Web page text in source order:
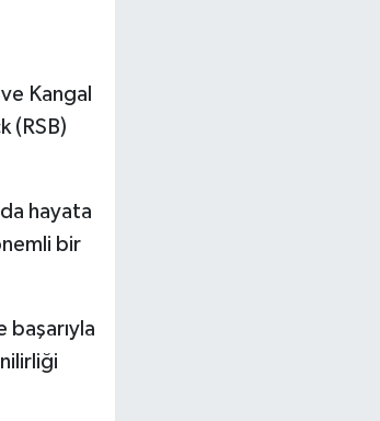
Kangal
(RSB)
hayata
bir